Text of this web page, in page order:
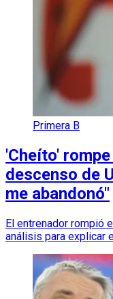
Primera B
'Cheíto'
descenso de
me abandonó"
El entrenador rompió
análisis para explicar